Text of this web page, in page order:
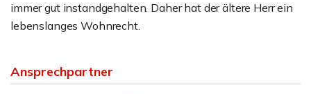
immer gut instandgehalten. Daher hat der ältere Herr ein
lebenslanges Wohnrecht.
Ansprechpartner